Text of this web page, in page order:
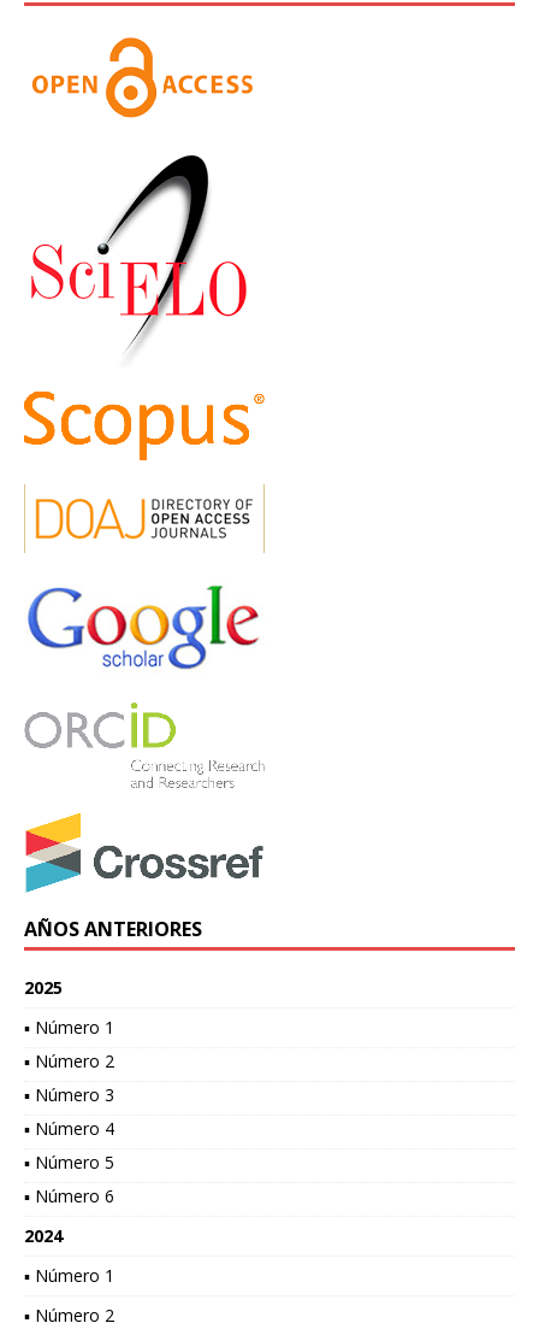
AÑOS ANTERIORES
2025
▪ Número 1
▪ Número 2
▪ Número 3
▪ Número 4
▪ Número 5
▪ Número 6
2024
▪ Número 1
▪ Número 2